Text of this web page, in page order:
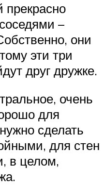
прекрасно
–
они
эти три
друг дружке.
очень
для
сделать
для стен
в целом,